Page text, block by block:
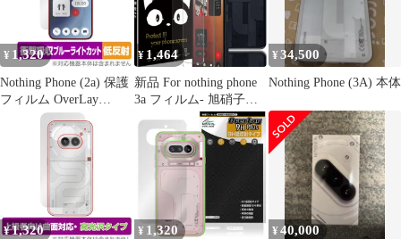
泡ゼロ 衝撃 Nothing
Phone 3a/3a Pro 用の
¥ 1,320
Nothing Phone (2a) 保護
フィルム OverLay
Absorber 低反射 ナッシ
ング スマホ用保護フィ
ルム 衝撃吸収 ブルーラ
イトカット 抗菌
¥ 1,464
新品 For nothing phone
3a フィルム- 旭硝子仕
様 nothing phone 3a ガラ
スフィルム 2枚 + カメ
ラフィルム 2枚 Nothing
Phone 3a/Phone 3a Pro
用の 強化ガラスフィル
ム 硬度9H 高 透過率
¥34,500
Nothing Phone (3A) 本体
¥1,320 ¥ 1,320 ¥40,000